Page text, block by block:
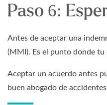
Paso 6:
Antes de aceptar una
(MMI). Es el punto donde
Aceptar un acuerdo antes
buen abogado de